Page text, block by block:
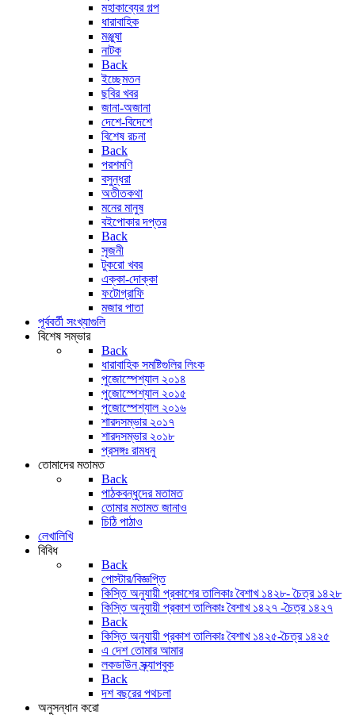
মহাকাব্যের গল্প
ধারাবাহিক
মঞ্জুষা
নাটক
Back
ইচ্ছেমতন
ছবির খবর
জানা-অজানা
দেশে-বিদেশে
বিশেষ রচনা
Back
পরশমণি
বসুন্ধরা
অতীতকথা
মনের মানুষ
বইপোকার দপ্তর
Back
সৃজনী
টুকরো খবর
এক্কা-দোক্কা
ফটোগ্রাফি
মজার পাতা
পূর্ববর্তী সংখ্যাগুলি
বিশেষ সম্ভার
Back
ধারাবাহিক সমষ্টিগুলির লিংক
পুজোস্পেশ্যাল ২০১৪
পুজোস্পেশ্যাল ২০১৫
পুজোস্পেশ্যাল ২০১৬
শারদসম্ভার ২০১৭
শারদসম্ভার ২০১৮
প্রসঙ্গঃ রামধনু
তোমাদের মতামত
Back
পাঠকবন্ধুদের মতামত
তোমার মতামত জানাও
চিঠি পাঠাও
লেখালিখি
বিবিধ
Back
পোস্টার/বিজ্ঞপ্তি
কিস্তি অনুযায়ী প্রকাশের তালিকাঃ বৈশাখ ১৪২৮- চৈত্র ১৪২৮
কিস্তি অনুযায়ী প্রকাশ তালিকাঃ বৈশাখ ১৪২৭ -চৈত্র ১৪২৭
Back
কিস্তি অনুযায়ী প্রকাশ তালিকাঃ বৈশাখ ১৪২৫-চৈত্র ১৪২৫
এ দেশ তোমার আমার
লকডাউন স্ক্র্যাপবুক
Back
দশ বছরের পথচলা
অনুসন্ধান করো